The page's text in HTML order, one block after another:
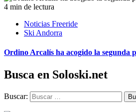
4 min de lectura
Noticias Freeride
Ski Andorra
Ordino Arcalís ha acogido la segunda
Busca en Soloski.net
Buscar: